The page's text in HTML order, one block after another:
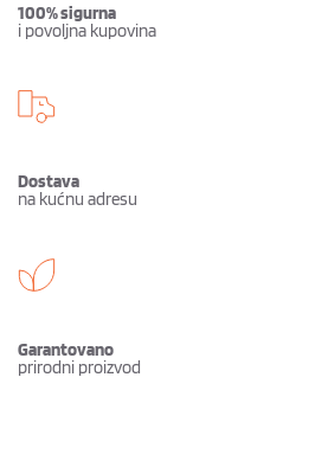
100% sigurna
i povoljna kupovina
Dostava
na kućnu adresu
Garantovano
prirodni proizvod